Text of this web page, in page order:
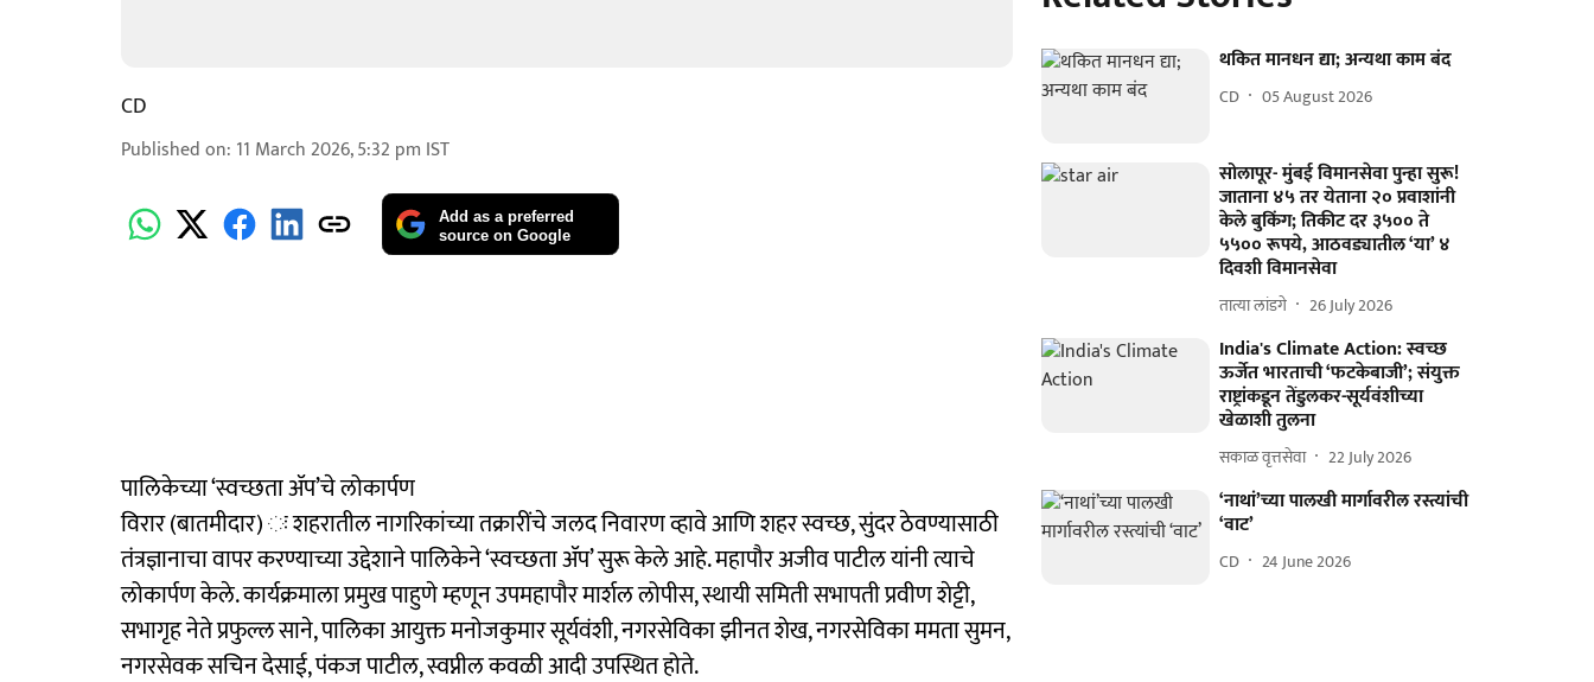
CD
Published on: 11 March 2026, 5:32 pm IST
Add as a preferred
source on Google
पालिकेच्या ‘स्वच्छता ॲप’चे लोकार्पण
विरार (बातमीदार) ः शहरातील नागरिकांच्या तक्रारींचे जलद निवारण व्हावे आणि शहर स्वच्छ, सुंदर ठेवण्यासाठी
तंत्रज्ञानाचा वापर करण्याच्या उद्देशाने पालिकेने ‘स्वच्छता ॲप’ सुरू केले आहे. महापौर अजीव पाटील यांनी त्याचे
लोकार्पण केले. कार्यक्रमाला प्रमुख पाहुणे म्हणून उपमहापौर मार्शल लोपीस, स्थायी समिती सभापती प्रवीण शेट्टी,
सभागृह नेते प्रफुल्ल साने, पालिका आयुक्त मनोजकुमार सूर्यवंशी, नगरसेविका झीनत शेख, नगरसेविका ममता सुमन,
नगरसेवक सचिन देसाई, पंकज पाटील, स्वप्नील कवळी आदी उपस्थित होते.
थकित मानधन द्या; अन्यथा काम बंद
CD 05 August 2026
सोलापूर- मुंबई विमानसेवा पुन्हा सुरू!
जाताना ४५ तर येताना २० प्रवाशांनी
केले बुकिंग; तिकीट दर ३५०० ते
५५०० रूपये, आठवड्यातील ‘या’ ४
दिवशी विमानसेवा
तात्या लांडगे 26 July 2026
India's Climate Action: स्वच्छ
ऊर्जेत भारताची ‘फटकेबाजी’; संयुक्त
राष्ट्रांकडून तेंडुलकर-सूर्यवंशीच्या
खेळाशी तुलना
सकाळ वृत्तसेवा 22 July 2026
‘नाथां’च्या पालखी मार्गावरील रस्त्यांची
‘वाट’
CD 24 June 2026